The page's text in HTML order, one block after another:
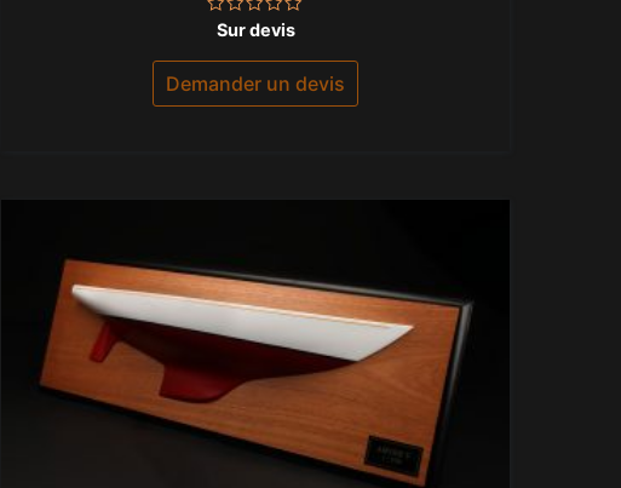
Note
sur
Sur devis
Demander un devis